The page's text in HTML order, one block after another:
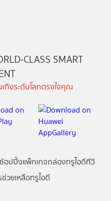
CLASS SMART
ทิงระดับโลกตรงใจคุณ
ช้อปปิ้งแพ็กเกจกล่องทรูไอดีทีวี
วยเหลือทรูไอดี